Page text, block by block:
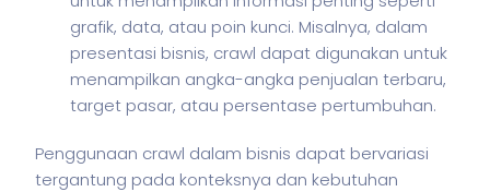
grafik, data, atau poin kunci. Misalnya, dalam
presentasi bisnis, crawl dapat digunakan untuk
menampilkan angka-angka penjualan terbaru,
target pasar, atau persentase pertumbuhan.
Penggunaan crawl dalam bisnis dapat bervariasi
tergantung pada konteksnya dan kebutuhan